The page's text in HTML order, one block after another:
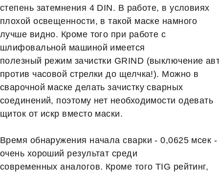
степень затемнения 4 DIN. В работе, в условиях
плохой освещенности, в такой маске намного
лучше видно. Кроме того при работе с
шлифовальной машиной имеется
полезный режим зачистки GRIND (выключение
против часовой стрелки до щелчка!). Можно в
сварочной маске делать зачистку сварных
соединений, поэтому нет необходимости одевать
щиток от искр вместо маски.
Время обнаружения начала сварки - 0,0625 мсек -
очень хороший результат среди
современных аналогов. Кроме того TIG рейтинг,